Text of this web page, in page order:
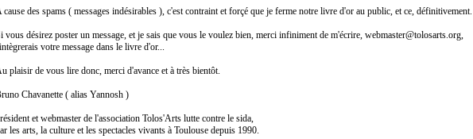
cause des spams ( messages indésirables ), c'est contraint et forçé que je ferme notre livre d'or au public, et ce, définitivement.
vous désirez poster un message, et je sais que vous le voulez bien, merci infiniment de m'écrire, webmaster@tolosarts.org
votre message dans le livre d'or...
plaisir de vous lire donc, merci d'avance et à très bientôt.
Chavanette ( alias Yannosh )
et webmaster de l'association Tolos'Arts lutte contre le sida,
les arts, la culture et les spectacles vivants à Toulouse depuis 1990.